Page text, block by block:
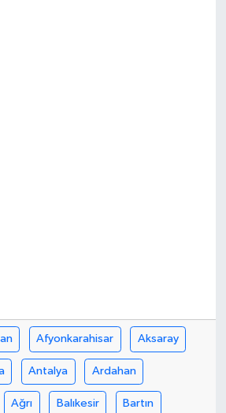
Afyonkarahisar Aksaray
Antalya Ardahan
Ağrı Balıkesir Bartın